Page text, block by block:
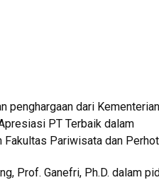
penghargaan dari Kementerian
PT Terbaik dalam
Pariwisata dan
Prof. Ganefri, Ph.D. dalam